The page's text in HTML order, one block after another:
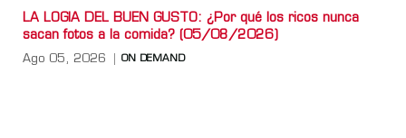
LA LOGIA DEL BUEN GUSTO: ¿Por qué los ricos nunca
sacan fotos a la comida? (05/08/2026)
Ago 05, 2026 ON DEMAND